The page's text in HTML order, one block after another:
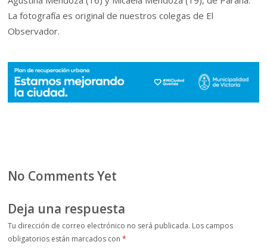
La fotografía es original de nuestros colegas de El
Observador.
No Comments Yet
Deja una respuesta
Tu dirección de correo electrónico no será publicada. Los campos
obligatorios están marcados con*